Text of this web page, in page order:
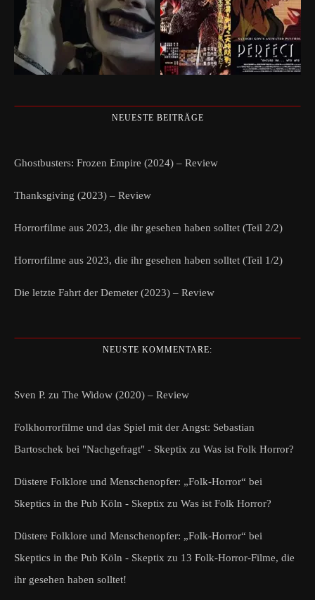
NEUESTE BEITRÄGE
Ghostbusters: Frozen Empire (2024) – Review
Thanksgiving (2023) – Review
Horrorfilme aus 2023, die ihr gesehen haben solltet (Teil 2/2)
Horrorfilme aus 2023, die ihr gesehen haben solltet (Teil 1/2)
Die letzte Fahrt der Demeter (2023) – Review
NEUSTE KOMMENTARE:
Sven P. zu The Widow (2020) – Review
Folkhorrorfilme und das Spiel mit der Angst: Sebastian
Bartoschek bei "Nachgefragt" - Skeptix zu Was ist Folk Horror?
Düstere Folklore und Menschenopfer: „Folk-Horror“ bei
Skeptics in the Pub Köln - Skeptix zu Was ist Folk Horror?
Düstere Folklore und Menschenopfer: „Folk-Horror“ bei
Skeptics in the Pub Köln - Skeptix zu 13 Folk-Horror-Filme, die
ihr gesehen haben solltet!